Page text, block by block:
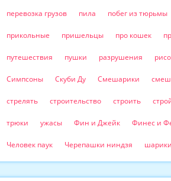
перевозка грузов пила побег из тюрьмы
прикольные пришельцы про кошек
путешествия пушки разрушения
Симпсоны Скуби Ду Смешарики
стрелять строительство строить
трюки ужасы Фин и Джейк Финес и
Человек паук Черепашки ниндзя шарики